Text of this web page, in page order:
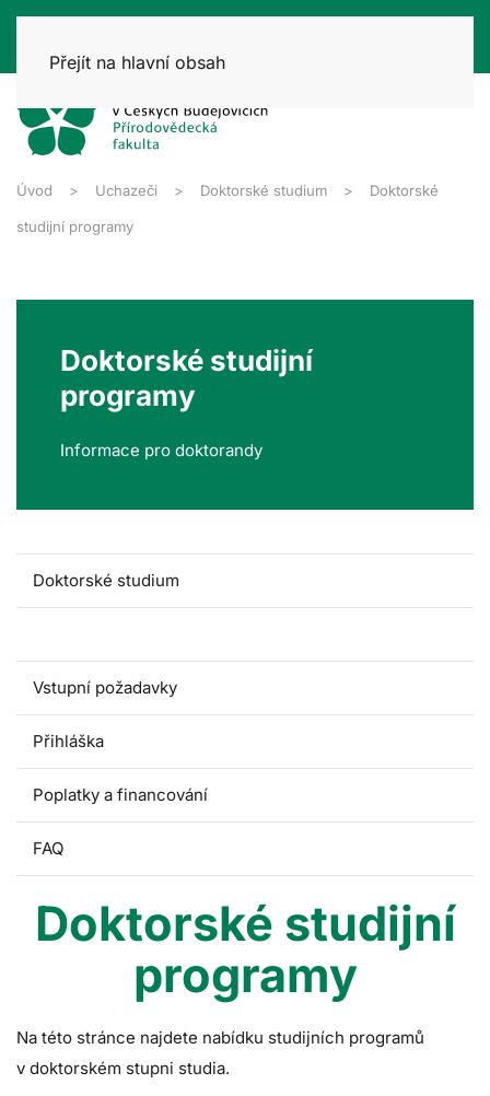
Přejít na hlavní obsah
Úvod Uchazeči Doktorské studium Doktorské
studijní programy
Doktorské studijní
programy
Informace pro doktorandy
Doktorské studium
Vstupní požadavky
Přihláška
Poplatky a financování
FAQ
Doktorské studijní
programy
Na této stránce najdete nabídku studijních programů
v doktorském stupni studia.